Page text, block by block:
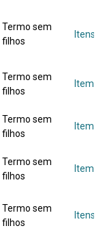
Termo sem
filhos
Itens
Termo sem
filhos
Item
Termo sem
filhos
Item
Termo sem
filhos
Item
Termo sem
filhos
Itens